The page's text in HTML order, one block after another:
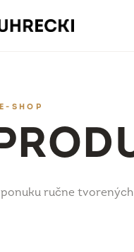
E-SHOP
ručne